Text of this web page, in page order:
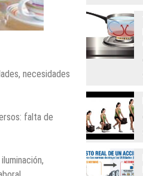
necesidades
falta de